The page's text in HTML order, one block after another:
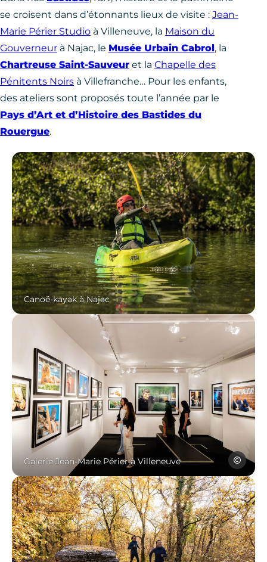
se croisent dans d’étonnants lieux de visite : Jean-
Marie Périer Studio à Villeneuve, la Maison du
Gouverneur à Najac, le Musée Urbain Cabrol, la
Chartreuse Saint-Sauveur et la Chapelle des
Pénitents Noirs à Villefranche… Pour les enfants,
des ateliers sont proposés toute l’année par le
Pays d’Art et d’Histoire des Bastides du
Rouergue.
Canoë-kayak à Najac
Galerie Jean-Marie Périer à VilleneuvePhoto, © LesLes